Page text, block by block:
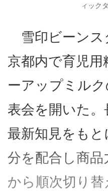
ィック
雪印ビーンス
京都内で育児
ーアップミル
表会を開いた。
最新知見をも
分を配合し商品
から順次切り